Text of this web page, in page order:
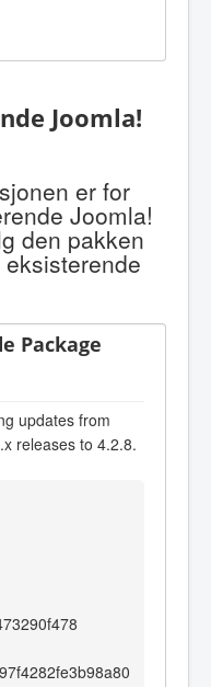
Joomla!
er for
Joomla!
den pakken
Package
updates from
releases to 4.2.8.